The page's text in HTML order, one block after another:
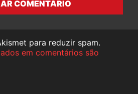
COMENTÁRIO
para reduzir spam.
em comentários são